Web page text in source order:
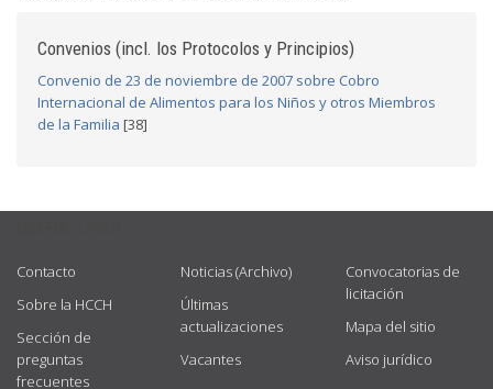
Convenios (incl. los Protocolos y Principios)
Convenio de 23 de noviembre de 2007 sobre Cobro
Internacional de Alimentos para los Niños y otros Miembros
de la Familia [38]
Contacto
Sobre la HCCH
Sección de
preguntas
frecuentes
Noticias (Archivo)
Últimas
actualizaciones
Vacantes
Convocatorias de
licitación
Mapa del sitio
Aviso jurídico